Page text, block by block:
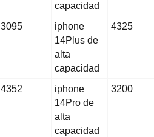
capacidad
3095
iphone
14Plus de
alta
capacidad
4325
4352
iphone
14Pro de
alta
capacidad
3200